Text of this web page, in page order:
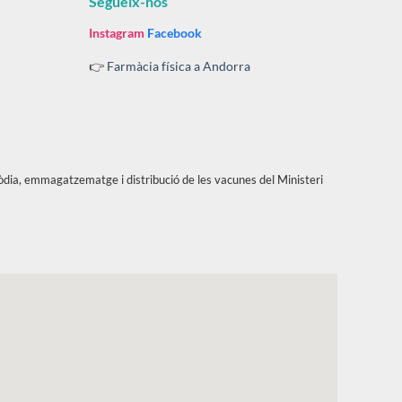
Instagram Facebook
👉 Farmàcia física a Andorra
emmagatzematge i distribució de les vacunes del Ministeri